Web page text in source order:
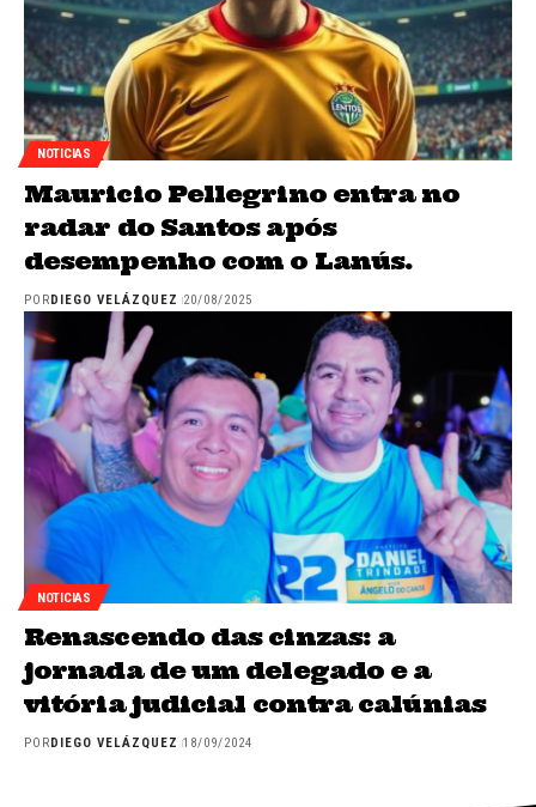
NOTICIAS
Mauricio Pellegrino entra no
radar do Santos após
desempenho com o Lanús.
PORDIEGO VELÁZQUEZ 20/08/2025
NOTICIAS
Renascendo das cinzas: a
jornada de um delegado e a
vitória judicial contra calúnias
POR DIEGO VELÁZQUEZ 18/09/2024